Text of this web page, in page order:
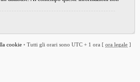
cookie • Tutti gli orari sono UTC + 1 ora [ ora legale ]